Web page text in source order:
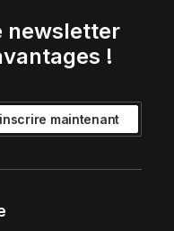
newsletter
!